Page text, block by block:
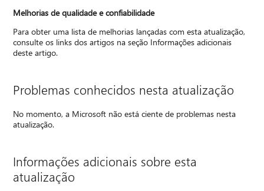
Melhorias de qualidade e confiabilidade
Para obter uma lista de melhorias lançadas com esta atualização,
consulte os links dos artigos na seção Informações adicionais
deste artigo.
Problemas conhecidos nesta atualização
No momento, a Microsoft não está ciente de problemas nesta
atualização.
Informações adicionais sobre esta
atualização